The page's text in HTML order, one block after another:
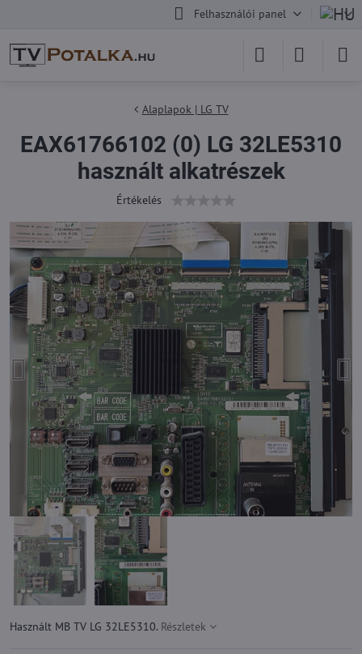
Felhasználói panel
Alaplapok | LG TV
EAX61766102 (0) LG 32LE5310
használt alkatrészek
Értékelés
Használt MB TV LG 32LE5310. Részletek